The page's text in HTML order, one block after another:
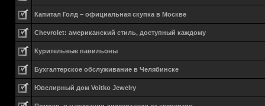
Капитал Голд – официальная скупка в Москве
Chevrolet: американский стиль, доступный каждому
Курительные павильоны
Бухгалтерское обслуживание в Челябинске
Ювелирный дом Voitko Jewelry